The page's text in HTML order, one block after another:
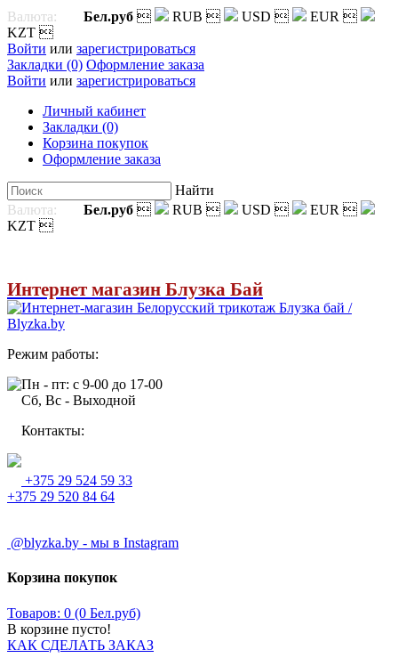
Валюта: Бел.руб  RUB  USD  EUR 
KZT 
Войти или зарегистрироваться
Закладки (0) Оформление заказа
Войти или зарегистрироваться
Личный кабинет
Закладки (0)
Корзина покупок
Оформление заказа
Найти
Валюта:
Бел.руб  RUB  USD  EUR 
KZT 
Интернет магазин Блузка Бай
Режим работы:
Пн - пт: с 9-00 до 17-00
Сб, Вс - Выходной
Контакты:
+375 29 524 59 33
+375 29 520 84 64
@blyzka.by - мы в Instagram
Корзина покупок
Товаров: 0 (0 Бел.руб)
В корзине пусто!
КАК СДЕЛАТЬ ЗАКАЗ